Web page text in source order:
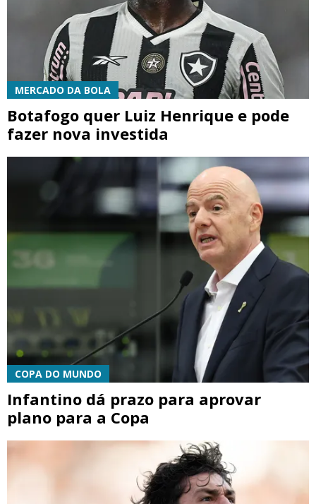
MERCADO DA BOLA
Botafogo quer Luiz Henrique e pode
fazer nova investida
COPA DO MUNDO
Infantino dá prazo para aprovar
plano para a Copa